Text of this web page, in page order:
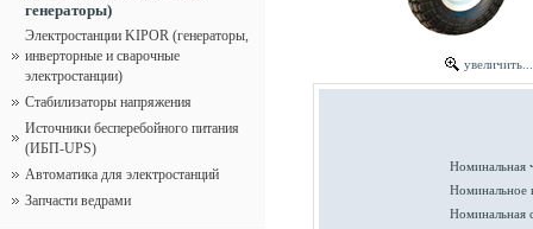
генераторы)
Электростанции KIPOR (генераторы,
инверторные и сварочные
электростанции)
Стабилизаторы напряжения
Источники бесперебойного питания
(ИБП-UPS)
Автоматика для электростанций
Запчасти ведрами
увеличить...
Номинальная
Номинальное
Номинальная